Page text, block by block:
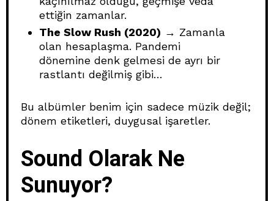
ettiğin zamanlar.
The Slow Rush (2020) → Zamanla
olan hesaplaşma. Pandemi
dönemine denk gelmesi de ayrı bir
rastlantı değilmiş gibi…
Bu albümler benim için sadece müzik değil;
dönem etiketleri, duygusal işaretler.
Sound Olarak Ne
Sunuyor?